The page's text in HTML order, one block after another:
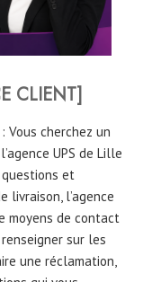
CLIENT]
Vous cherchez un
UPS de Lille
et
livraison, l’agence
moyens de contact
sur les
une réclamation,